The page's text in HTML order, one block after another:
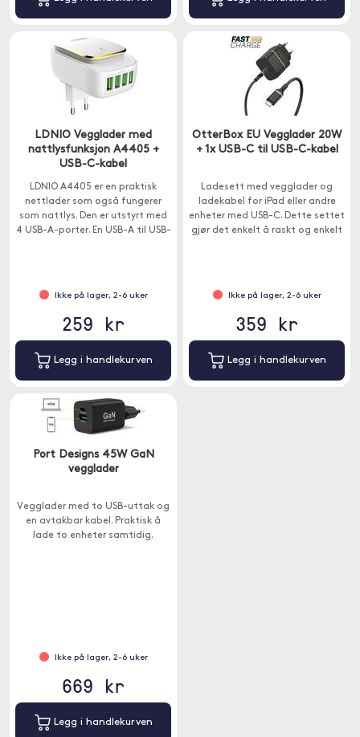
LDNIO Vegglader med
nattlysfunksjon A4405 +
USB-C-kabel
LDNIO A4405 er en praktisk
nettlader som også fungerer
som nattlys. Den er utstyrt med
4 USB-A-porter. En USB-A til USB-
Ikke på lager, 2-6 uker
259 kr
Legg i handlekurven
OtterBox EU Vegglader 20W
+ 1x USB-C til USB-C-kabel
Ladesett med vegglader og
ladekabel for iPad eller andre
enheter med USB-C. Dette settet
gjør det enkelt å raskt og enkelt
Ikke på lager, 2-6 uker
359 kr
Legg i handlekurven
Port Designs 45W GaN
vegglader
Vegglader med to USB-uttak og
en avtakbar kabel. Praktisk å
lade to enheter samtidig.
Ikke på lager, 2-6 uker
669 kr
Legg i handlekurven